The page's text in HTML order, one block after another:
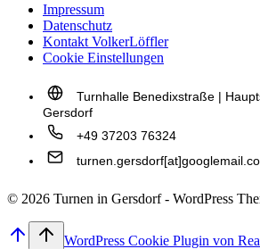
Impressum
Datenschutz
Kontakt VolkerLöffler
Cookie Einstellungen
Turnhalle Benedixstraße |
Gersdorf
+49 37203 76324
© 2026 Turnen in Gersdorf - WordPress
WordPress Cookie Plugin von